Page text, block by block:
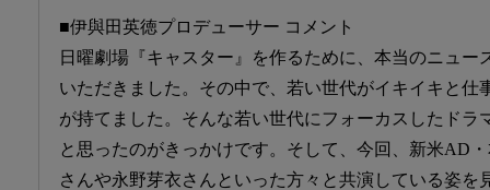
■伊與田英徳プロデューサー コメント
日曜劇場『キャスター』を作るために、本当のニュー
いただきました。その中で、若い世代がイキイキと仕
が持てました。そんな若い世代にフォーカスしたドラ
と思ったのがきっかけです。そして、今回、新米AD
さんや永野芽衣さんといった方々と共演している姿を